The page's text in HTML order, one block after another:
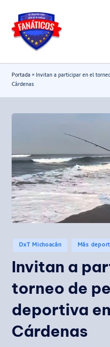
Saltar
contenido
F
n
a
i
o
s
Noticias
deportivas
-
Mundial
Portada » Invitan a participar en el
Cárdenas
Publicado
en
DxT Michoacán Más
Invitan a
torneo de
deportiva
Cárdenas